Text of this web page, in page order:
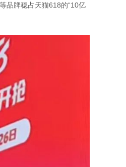
品牌稳占天猫618的“10亿